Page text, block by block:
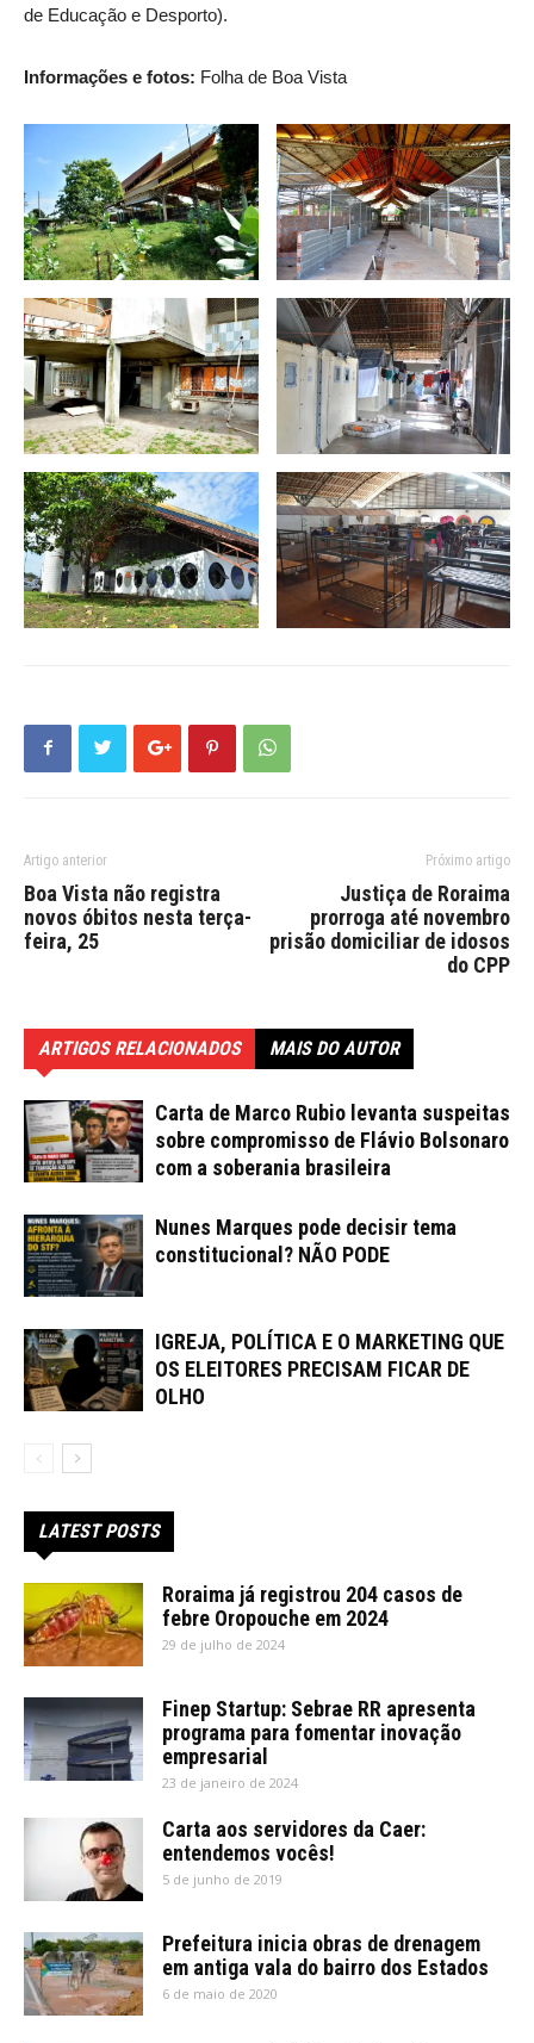
de Educação e Desporto).
Informações e fotos: Folha de Boa Vista
Artigo anterior
Boa Vista não registra
novos óbitos nesta terça-
feira, 25
Próximo artigo
Justiça de Roraima
prorroga até novembro
prisão domiciliar de idosos
do CPP
ARTIGOS RELACIONADOS MAIS DO AUTOR
Carta de Marco Rubio levanta suspeitas
sobre compromisso de Flávio Bolsonaro
com a soberania brasileira
Nunes Marques pode decisir tema
constitucional? NÃO PODE
IGREJA, POLÍTICA E O MARKETING QUE
OS ELEITORES PRECISAM FICAR DE
OLHO
LATEST POSTS
Roraima já registrou 204 casos de
febre Oropouche em 2024
29 de julho de 2024
Finep Startup: Sebrae RR apresenta
programa para fomentar inovação
empresarial
23 de janeiro de 2024
Carta aos servidores da Caer:
entendemos vocês!
5 de junho de 2019
Prefeitura inicia obras de drenagem
em antiga vala do bairro dos Estados
6 de maio de 2020